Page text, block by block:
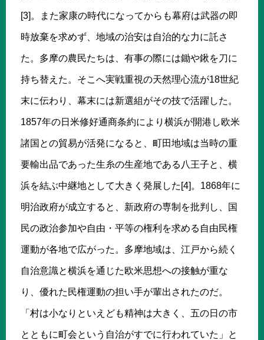
[3]。また家康の時代になってからも幕府は武器の即
時放棄を求めず、地域の治安は自治的な力に託さ
た。多摩の農民たちは、有事の際には鋤や鍬を刀に
持ち替えた。そこへ実戦重視の天然理心流が18世紀
末に伝わり、幕末には新選組がその技で活躍した。
1857年の日米修好通商条約により横浜が開港し欧米
諸国との貿易が活発になると、町田地域は当時の重
要輸出品であった生糸の生産地である八王子と、横
浜を結ぶ中継地として大きく発展した[4]。1868年に
明治政府が成立すると、新政府の専制を批判し、国
民の政治参加や自由・平等の権利を求める自由民権
運動が各地で広がった。多摩地域は、江戸から続く
自治意識と横浜を通じた欧米思想への接触が重な
り、優れた民権運動の担い手が輩出されたのだ。
「村は小なりといえども精神は大きく、五の日の市
とともに町会という自治がすでに行われていた」と